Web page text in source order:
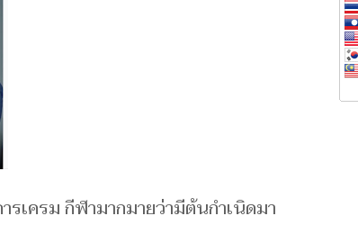
เครม กีฬามากมายว่ามีต้นกำเนิดมา